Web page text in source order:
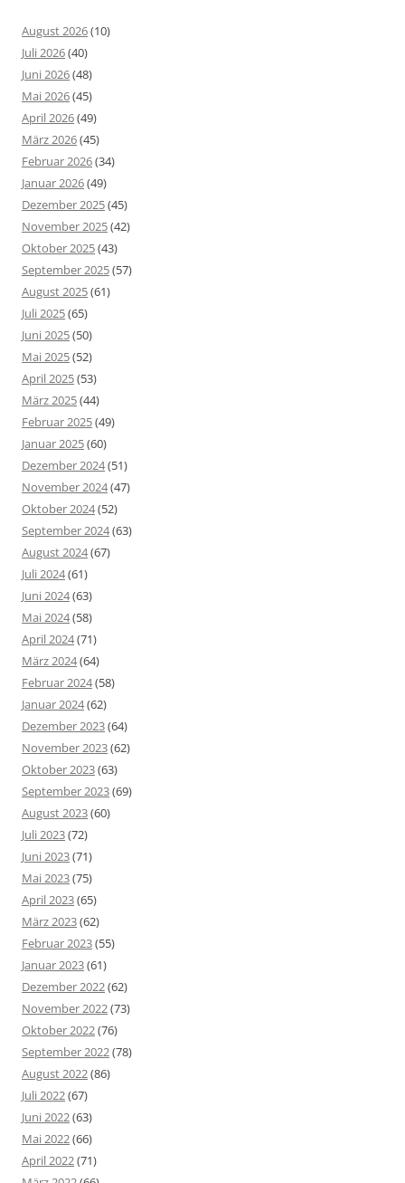
August 2026(10)
Juli 2026(40)
Juni 2026(48)
Mai 2026(45)
April 2026(49)
März 2026(45)
Februar 2026(34)
Januar 2026(49)
Dezember 2025(45)
November 2025(42)
Oktober 2025(43)
September 2025(57)
August 2025(61)
Juli 2025(65)
Juni 2025(50)
Mai 2025(52)
April 2025(53)
März 2025(44)
Februar 2025(49)
Januar 2025(60)
Dezember 2024(51)
November 2024(47)
Oktober 2024(52)
September 2024(63)
August 2024(67)
Juli 2024(61)
Juni 2024(63)
Mai 2024(58)
April 2024(71)
März 2024(64)
Februar 2024(58)
Januar 2024(62)
Dezember 2023(64)
November 2023(62)
Oktober 2023(63)
September 2023(69)
August 2023(60)
Juli 2023(72)
Juni 2023(71)
Mai 2023(75)
April 2023(65)
März 2023(62)
Februar 2023(55)
Januar 2023(61)
Dezember 2022(62)
November 2022(73)
Oktober 2022(76)
September 2022(78)
August 2022(86)
Juli 2022(67)
Juni 2022(63)
Mai 2022(66)
April 2022(71)